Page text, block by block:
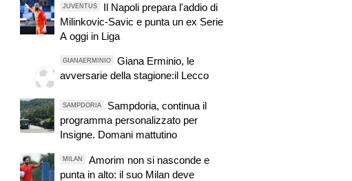
JUVENTUS
Il Napoli prepara l'addio di
Milinkovic-Savic e punta un ex Serie
A oggi in Liga
GIANAERMINIO
Giana Erminio, le
avversarie della stagione:il Lecco
SAMPDORIA
Sampdoria, continua il
programma personalizzato per
Insigne. Domani mattutino
MILAN
Amorim non si nasconde e
punta in alto: il suo Milan deve